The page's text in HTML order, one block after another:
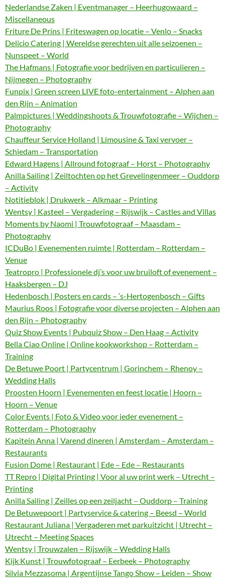
Nederlandse Zaken | Eventmanager – Heerhugowaard –
Miscellaneous
Friture De Prins | Friteswagen op locatie – Venlo – Snacks
Delicio Catering | Wereldse gerechten uit alle seizoenen –
Nunspeet – World
The Hafmans | Fotografie voor bedrijven en particulieren –
Nijmegen – Photography
Funpix | Green screen LIVE foto-entertainment – Alphen aan
den Rijn – Animation
Palmpictures | Weddingshoots & Trouwfotografie – Wijchen –
Photography
Chauffeur Service Holland | Limousine & Taxi vervoer –
Schiedam – Transportation
Edward Hagens | Allround fotograaf – Horst – Photography
Anilla Sailing | Zeiltochten op het Grevelingenmeer – Ouddorp
– Activity
Notitieblok | Drukwerk – Alkmaar – Printing
Wentsy | Kasteel – Vergadering – Rijswijk – Castles and Villas
Moments by Naomi | Trouwfotograaf – Maasdam –
Photography
ICDuBo | Evenementen ruimte | Rotterdam – Rotterdam –
Venue
Teatropro | Professionele dj’s voor uw bruiloft of evenement –
Haaksbergen – DJ
Hedenbosch | Posters en cards – ‘s-Hertogenbosch – Gifts
Maurius Roos | Fotografie voor diverse projecten – Alphen aan
den Rijn – Photography
Quiz Show Events | Pubquiz Show – Den Haag – Activity
Bella Ciao Online | Online kookworkshop – Rotterdam –
Training
De Betuwe Poort | Partycentrum | Gorinchem – Rhenoy –
Wedding Halls
Proosten Hoorn | Evenementen en feest locatie | Hoorn –
Hoorn – Venue
Color Events | Foto & Video voor ieder evenement –
Rotterdam – Photography
Kapitein Anna | Varend dineren | Amsterdam – Amsterdam –
Restaurants
Fusion Dome | Restaurant | Ede – Ede – Restaurants
TT Repro | Digital Printing | Voor al uw print werk – Utrecht –
Printing
Anilla Sailing | Zeilles op een zeiljacht – Ouddorp – Training
De Betuwepoort | Partyservice & catering – Beesd – World
Restaurant Juliana | Vergaderen met parkuitzicht | Utrecht –
Utrecht – Meeting Spaces
Wentsy | Trouwzalen – Rijswijk – Wedding Halls
Kijk Kunst | Trouwfotograaf – Eerbeek – Photography
Silvia Mezzasoma | Argentijnse Tango Show – Leiden – Show